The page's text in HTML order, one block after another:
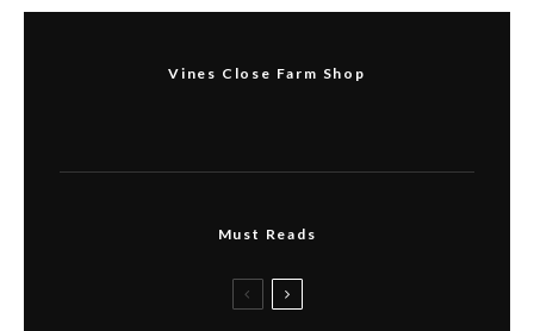
Vines Close Farm Shop
Must Reads